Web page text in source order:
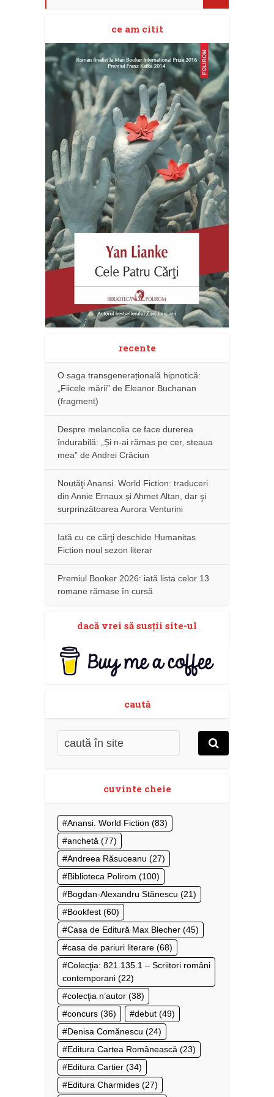
ce am citit
recente
O saga transgenerațională hipnotică:
„Fiicele mării” de Eleanor Buchanan
(fragment)
Despre melancolia ce face durerea
îndurabilă: „Și n-ai rămas pe cer, steaua
mea” de Andrei Crăciun
Noutăţi Anansi. World Fiction: traduceri
din Annie Ernaux și Ahmet Altan, dar şi
surprinzătoarea Aurora Venturini
Iată cu ce cărţi deschide Humanitas
Fiction noul sezon literar
Premiul Booker 2026: iată lista celor 13
romane rămase în cursă
dacă vrei să susţii site-ul
caută
cuvinte cheie
Anansi. World Fiction (83)
anchetă (77)
Andreea Răsuceanu (27)
Biblioteca Polirom (100)
Bogdan-Alexandru Stănescu (21)
Bookfest (60)
Casa de Editură Max Blecher (45)
casa de pariuri literare (68)
Colecţia: 821.135.1 – Scriitori români
contemporani (22)
colecţia n’autor (38)
concurs (36) debut (49)
Denisa Comănescu (24)
Editura Cartea Românească (23)
Editura Cartier (34)
Editura Charmides (27)